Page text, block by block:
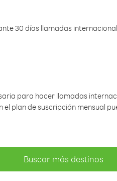
30 días llamadas
para hacer llamadas
plan de suscripción mensual
Buscar más destinos